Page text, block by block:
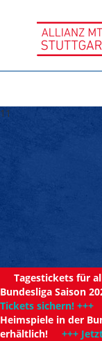
11
Tagestickets für
Bundesliga Saison
Tickets sichern! +++
Heimspiele in der
erhältlich! +++